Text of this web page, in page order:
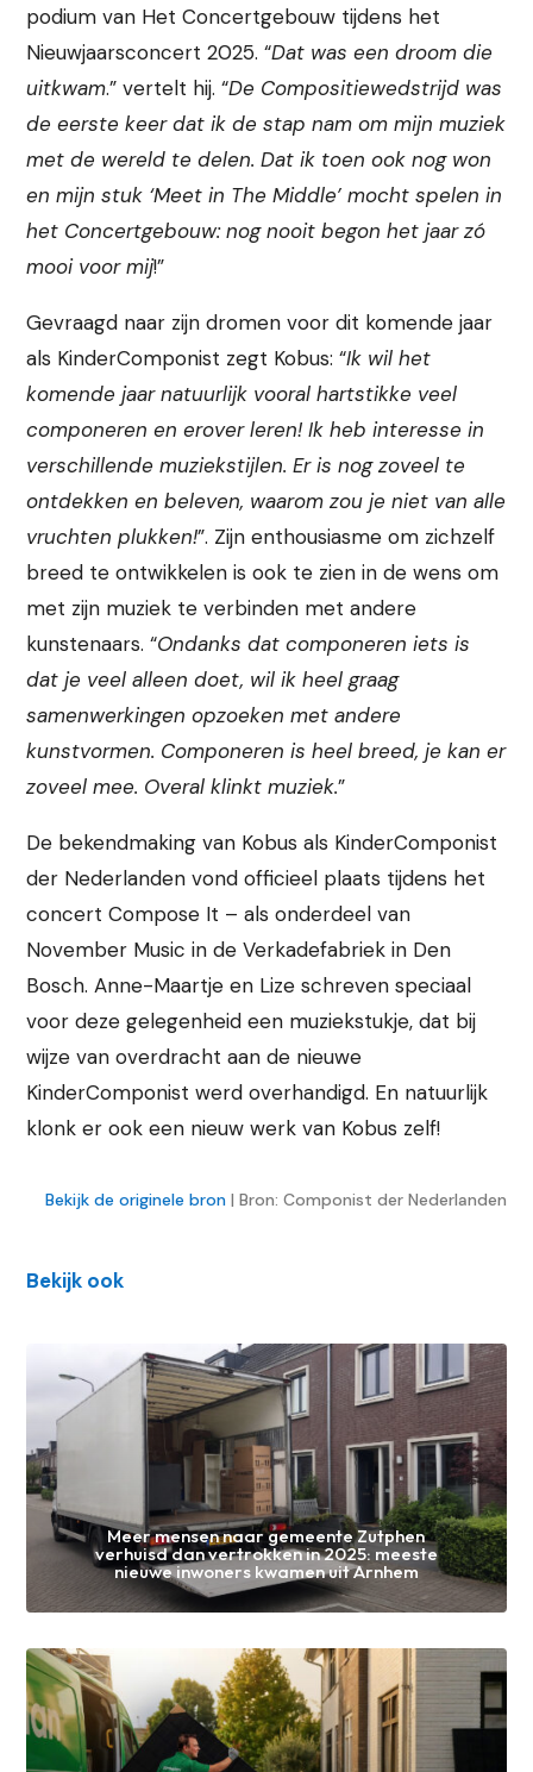
podium van Het Concertgebouw tijdens het
Nieuwjaarsconcert 2025. “Dat was een droom die
uitkwam.” vertelt hij. “De Compositiewedstrijd was
de eerste keer dat ik de stap nam om mijn muziek
met de wereld te delen. Dat ik toen ook nog won
en mijn stuk ‘Meet in The Middle’ mocht spelen in
het Concertgebouw: nog nooit begon het jaar zó
mooi voor mij!”
Gevraagd naar zijn dromen voor dit komende jaar
als KinderComponist zegt Kobus: “Ik wil het
komende jaar natuurlijk vooral hartstikke veel
componeren en erover leren! Ik heb interesse in
verschillende muziekstijlen. Er is nog zoveel te
ontdekken en beleven, waarom zou je niet van alle
vruchten plukken!”. Zijn enthousiasme om zichzelf
breed te ontwikkelen is ook te zien in de wens om
met zijn muziek te verbinden met andere
kunstenaars. “Ondanks dat componeren iets is
dat je veel alleen doet, wil ik heel graag
samenwerkingen opzoeken met andere
kunstvormen. Componeren is heel breed, je kan er
zoveel mee. Overal klinkt muziek.”
De bekendmaking van Kobus als KinderComponist
der Nederlanden vond officieel plaats tijdens het
concert Compose It – als onderdeel van
November Music in de Verkadefabriek in Den
Bosch. Anne-Maartje en Lize schreven speciaal
voor deze gelegenheid een muziekstukje, dat bij
wijze van overdracht aan de nieuwe
KinderComponist werd overhandigd. En natuurlijk
klonk er ook een nieuw werk van Kobus zelf!
Bekijk de originele bron | Bron: Componist der Nederlanden
Bekijk ook
Meer mensen naar gemeente Zutphen
verhuisd dan vertrokken in 2025: meeste
nieuwe inwoners kwamen uit Arnhem